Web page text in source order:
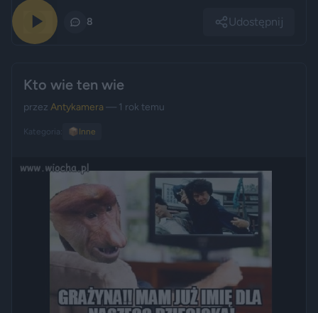
8 Udostępnij
Kto wie ten wie
przez Antykamera — 1 rok temu
Kategoria: 📦 Inne